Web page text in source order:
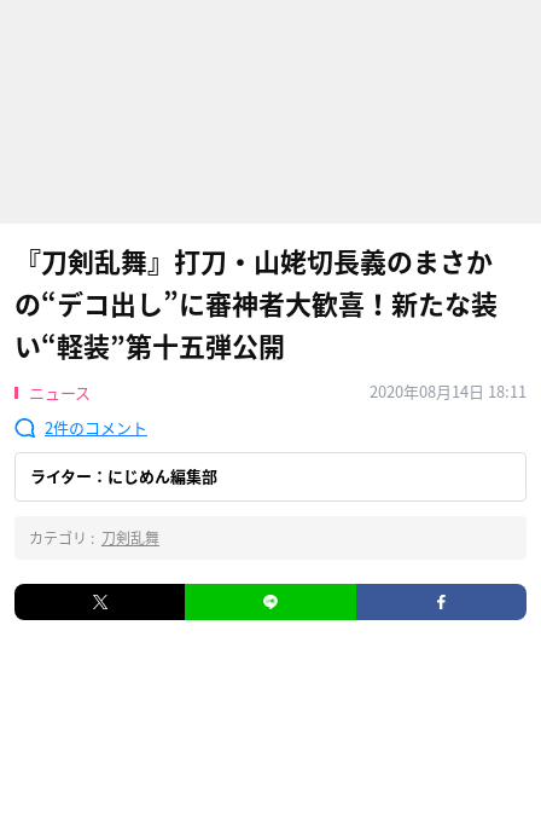
『刀剣乱舞』打刀・山姥切長義のまさか
の“デコ出し”に審神者大歓喜！新たな装
い“軽装”第十五弾公開
ニュース
2020年08月14日 18:11
2
ライター：にじめん編集部
カテゴリ : 刀剣乱舞